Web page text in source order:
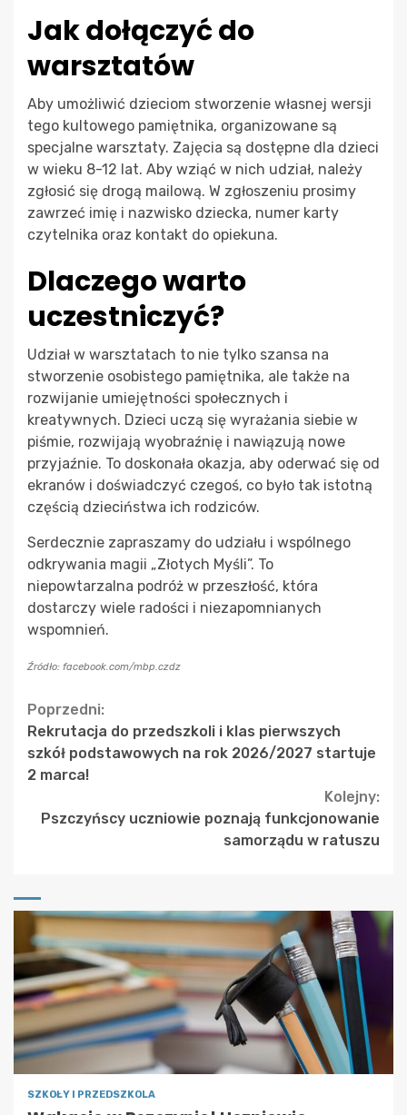
Jak dołączyć do
warsztatów
Aby umożliwić dzieciom stworzenie własnej wersji
tego kultowego pamiętnika, organizowane są
specjalne warsztaty. Zajęcia są dostępne dla dzieci
w wieku 8-12 lat. Aby wziąć w nich udział, należy
zgłosić się drogą mailową. W zgłoszeniu prosimy
zawrzeć imię i nazwisko dziecka, numer karty
czytelnika oraz kontakt do opiekuna.
Dlaczego warto
uczestniczyć?
Udział w warsztatach to nie tylko szansa na
stworzenie osobistego pamiętnika, ale także na
rozwijanie umiejętności społecznych i
kreatywnych. Dzieci uczą się wyrażania siebie w
piśmie, rozwijają wyobraźnię i nawiązują nowe
przyjaźnie. To doskonała okazja, aby oderwać się od
ekranów i doświadczyć czegoś, co było tak istotną
częścią dzieciństwa ich rodziców.
Serdecznie zapraszamy do udziału i wspólnego
odkrywania magii „Złotych Myśli”. To
niepowtarzalna podróż w przeszłość, która
dostarczy wiele radości i niezapomnianych
wspomnień.
Źródło: facebook.com/mbp.czdz
Continue
Reading
Poprzedni:
Rekrutacja do przedszkoli i klas pierwszych
szkół podstawowych na rok 2026/2027 startuje
2 marca!
Kolejny:
Pszczyńscy uczniowie poznają funkcjonowanie
samorządu w ratuszu
SZKOŁY I PRZEDSZKOLA